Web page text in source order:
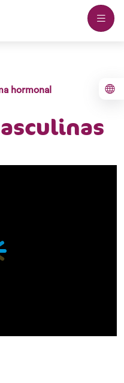
hormonal